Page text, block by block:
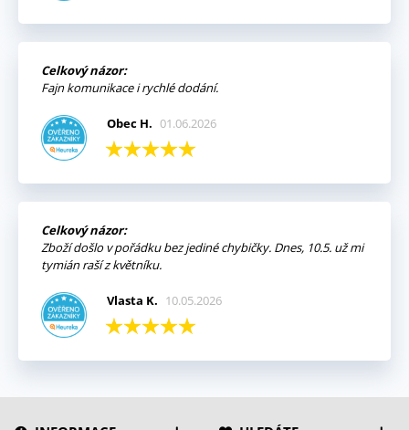
Celkový názor:
Fajn komunikace i rychlé dodání.
Obec H. 01.06.2026
Celkový názor:
Zboží došlo v pořádku bez jediné chybičky. Dnes, 10.5. už mi
tymián raší z květníku.
Vlasta K. 10.05.2026